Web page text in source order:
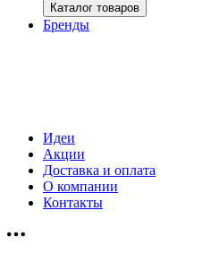
Каталог товаров
Бренды
Идеи
Акции
Доставка и оплата
О компании
Контакты